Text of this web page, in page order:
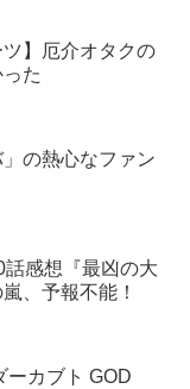
ツ】厄介オタクの
た
」の熱心なファン
感想『最凶の大
、予報不能！
ーカブト GOD